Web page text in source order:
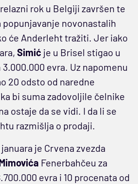
rok u Belgiji završen te
popunjavanje novonastalih
će Anderleht tražiti. Jer iako
Simić je u Brisel stigao u
evra. Uz napomenu
20 odsto od naredne
bi suma zadovoljile čelnike
ostaje da se vidi. I da li se
razmišlja o prodaji.
je Crvena zvezda
Fenerbahčeu za
evra i 10 procenata od